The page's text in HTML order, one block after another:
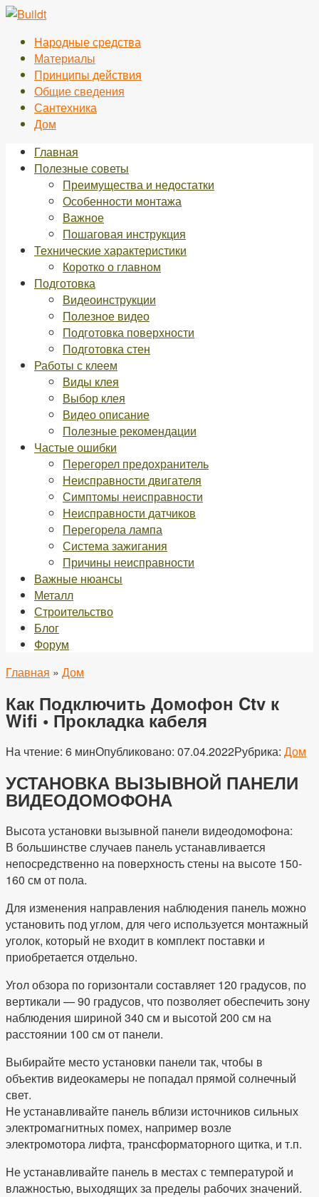
Перейти
контентуНародные средства
Материалы
Принципы действия
Общие сведения
Сантехника
Дом
Главная
Полезные советы
Преимущества и недостатки
Особенности монтажа
Важное
Пошаговая инструкция
Технические характеристики
Коротко о главном
Подготовка
Видеоинструкции
Полезное видео
Подготовка поверхности
Подготовка стен
Работы с клеем
Виды клея
Выбор клея
Видео описание
Полезные рекомендации
Частые ошибки
Перегорел предохранитель
Неисправности двигателя
Симптомы неисправности
Неисправности датчиков
Перегорела лампа
Система зажигания
Причины неисправности
Важные нюансы
Металл
Строительство
Блог
Форум
Главная » Дом
Как Подключить Домофон Ctv к
Wifi • Прокладка кабеля
На чтение: 6 минОпубликовано: 07.04.2022Рубрика: Дом
УСТАНОВКА ВЫЗЫВНОЙ ПАНЕЛИ
ВИДЕОДОМОФОНА
Высота установки вызывной панели видеодомофона:
В большинстве случаев панель устанавливается
непосредственно на поверхность стены на высоте 150-
160 см от пола.
Для изменения направления наблюдения панель можно
установить под углом, для чего используется монтажный
уголок, который не входит в комплект поставки и
приобретается отдельно.
Угол обзора по горизонтали составляет 120 градусов, по
вертикали — 90 градусов, что позволяет обеспечить зону
наблюдения шириной 340 см и высотой 200 см на
расстоянии 100 см от панели.
Выбирайте место установки панели так, чтобы в
объектив видеокамеры не попадал прямой солнечный
свет.
Не устанавливайте панель вблизи источников сильных
электромагнитных помех, например возле
электромотора лифта, трансформаторного щитка, и т.п.
Не устанавливайте панель в местах с температурой и
влажностью, выходящих за пределы рабочих значений.